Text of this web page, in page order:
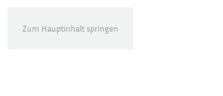
Zum Hauptinhalt springen